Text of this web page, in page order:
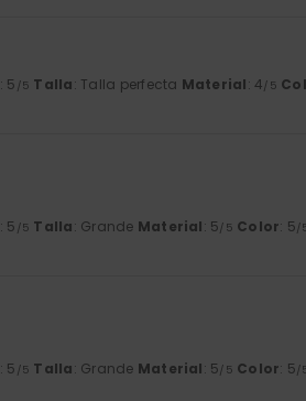
: 5 /5 Talla: Talla perfecta Material: 4/5
: 5 /5 Talla: Grande Material: 5/5 Color: 5/
: 5 /5 Talla: Grande Material: 5/5 Color: 5/